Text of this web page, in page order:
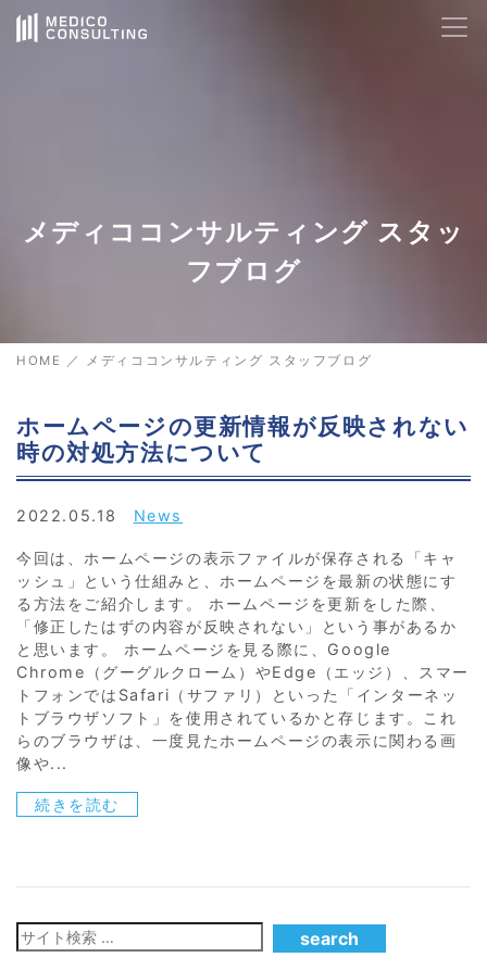
メディココンサルティング スタッ
フブログ
HOME ／ メディココンサルティング スタッフブログ
ホームページの更新情報が反映されない
時の対処方法について
2022.05.18 News
今回は、ホームページの表示ファイルが保存される「キャ
ッシュ」という仕組みと、ホームページを最新の状態にす
る方法をご紹介します。 ホームページを更新をした際、
「修正したはずの内容が反映されない」という事があるか
と思います。 ホームページを見る際に、Google
Chrome（グーグルクローム）やEdge（エッジ）、スマー
トフォンではSafari（サファリ）といった「インターネッ
トブラウザソフト」を使用されているかと存じます。これ
らのブラウザは、一度見たホームページの表示に関わる画
像や...
続きを読む